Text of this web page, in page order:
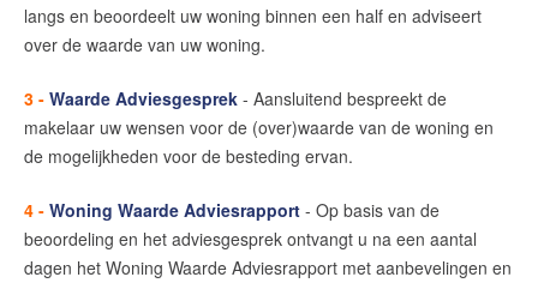
Uw huis verhuren
Contact
Word jij onze nieuwe makelaar?
De waarde van uw woning
langs en beoordeelt uw woning binnen een half en adviseert
over de waarde van uw woning.
3 - Waarde Adviesgesprek - Aansluitend bespreekt de
makelaar uw wensen voor de (over)waarde van de woning en
de mogelijkheden voor de besteding ervan.
4 - Woning Waarde Adviesrapport - Op basis van de
beoordeling en het adviesgesprek ontvangt u na een aantal
dagen het Woning Waarde Adviesrapport met aanbevelingen en